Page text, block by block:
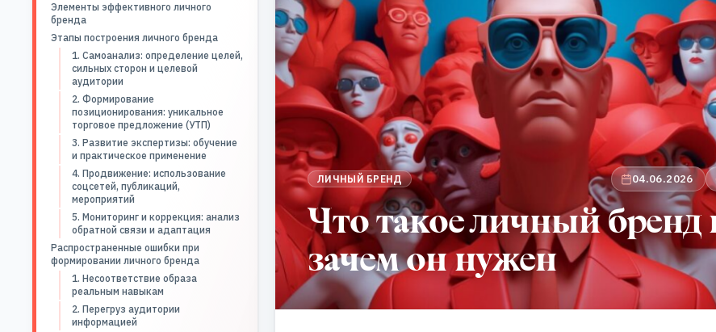
Элементы эффективного личного
бренда
Этапы построения личного бренда
1. Самоанализ: определение целей,
сильных сторон и целевой
аудитории
2. Формирование
позиционирования: уникальное
торговое предложение (УТП)
3. Развитие экспертизы: обучение
и практическое применение
4. Продвижение: использование
соцсетей, публикаций,
мероприятий
5. Мониторинг и коррекция: анализ
обратной связи и адаптация
Распространенные ошибки при
формировании личного бренда
1. Несоответствие образа
реальным навыкам
2. Перегруз аудитории
информацией
ЛИЧНЫЙ БРЕНД 04.06.2026
Что такое личный бренд
зачем он нужен